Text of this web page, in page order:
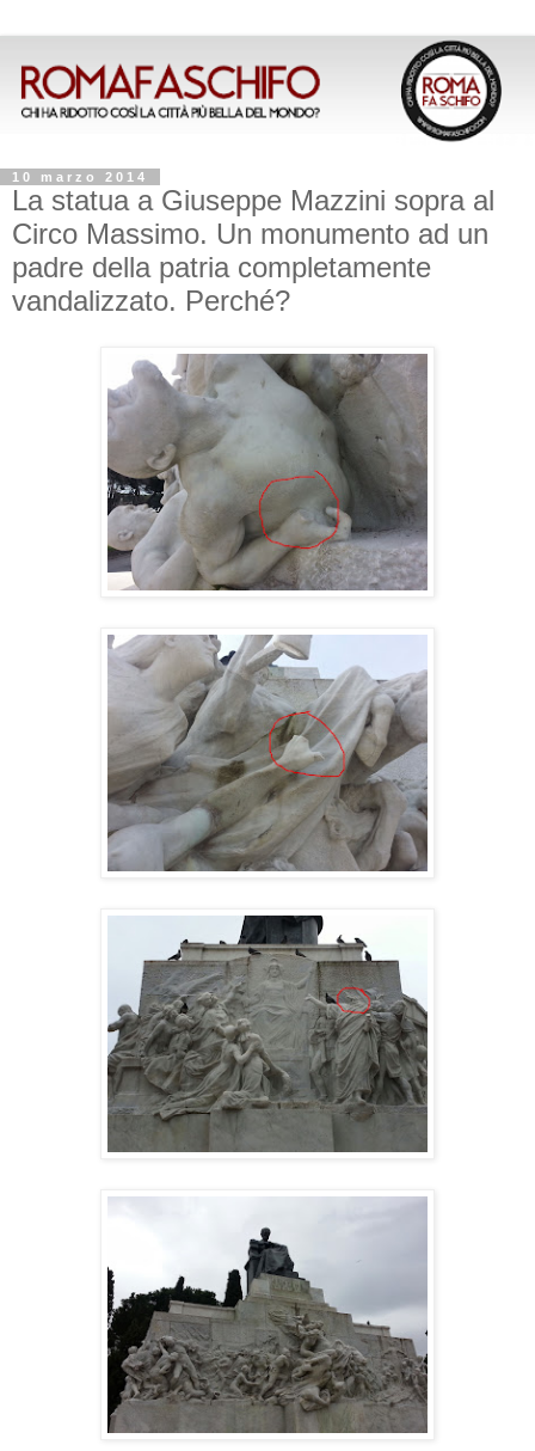
10 marzo 2014
La statua a Giuseppe Mazzini sopra al
Circo Massimo. Un monumento ad un
padre della patria completamente
vandalizzato. Perché?